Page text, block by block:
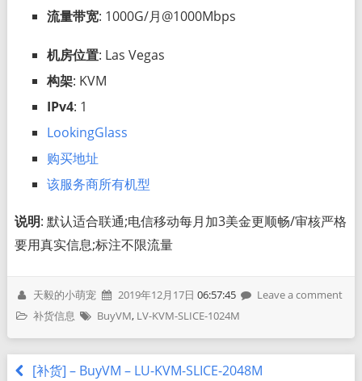
流量带宽: 1000G/月@1000Mbps
机房位置: Las Vegas
构架: KVM
IPv4: 1
LookingGlass
购买地址
该服务商所有机型
说明: 默认适合联通;电信移动每月加3美金更顺畅/审核严格
要用真实信息;标注不限流量
天毅的小萌宠 2019年12月17日 06:57:45
Leave a comment
补货信息
BuyVM, LV-KVM-SLICE-1024M
[补货] – BuyVM – LU-KVM-SLICE-2048M